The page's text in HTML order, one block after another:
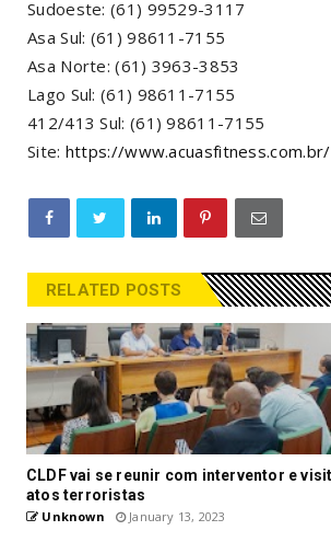
Sudoeste: (61) 99529-3117
Asa Sul: (61) 98611-7155
Asa Norte: (61) 3963-3853
Lago Sul: (61) 98611-7155
412/413 Sul: (61) 98611-7155
Site: https://www.acuasfitness.com.br/
RELATED POSTS
CLDF vai se reunir com interventor e
atos terroristas
Unknown January 13, 2023